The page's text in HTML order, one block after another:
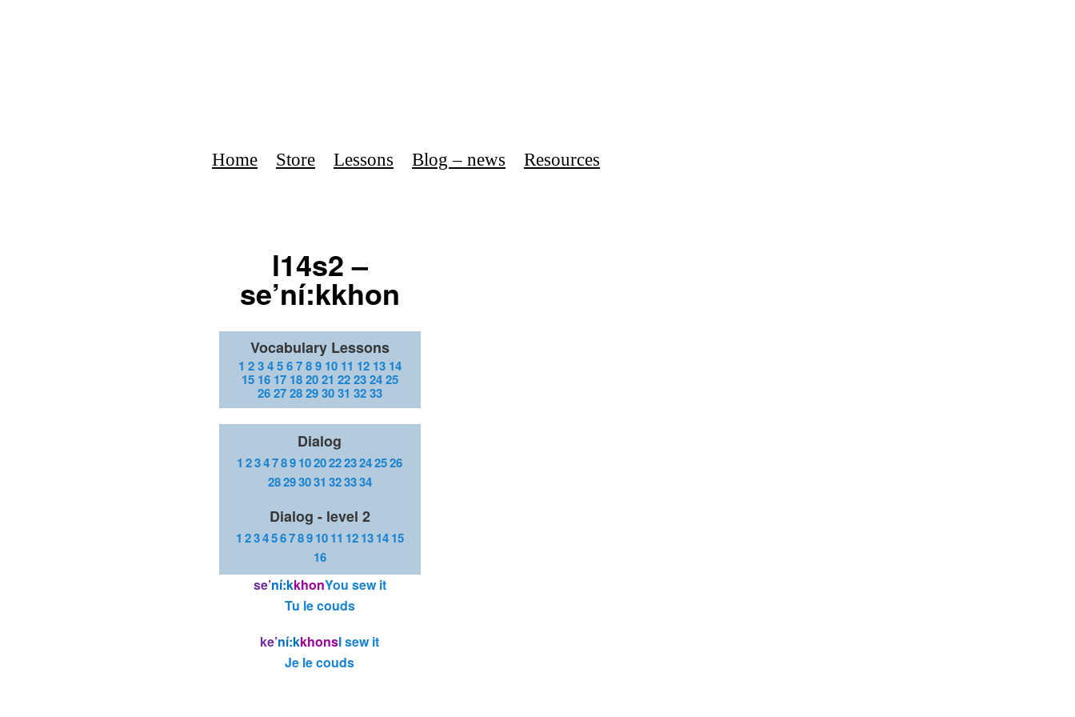
Home Store Lessons Blog – news Resources
l14s2 –
se’ní:kkhon
Vocabulary Lessons
1 23456789 10 11 12 13 14
15 16 17 182021 22232425
262728293031 3233
Dialog
1 23478910202223242526
28293031 323334
Dialog - level 2
1 234567891011 12131415
16
se’ní:kkhonYou sew it
Tu le couds
ke’ní:kkhonsI sew it
Je le couds